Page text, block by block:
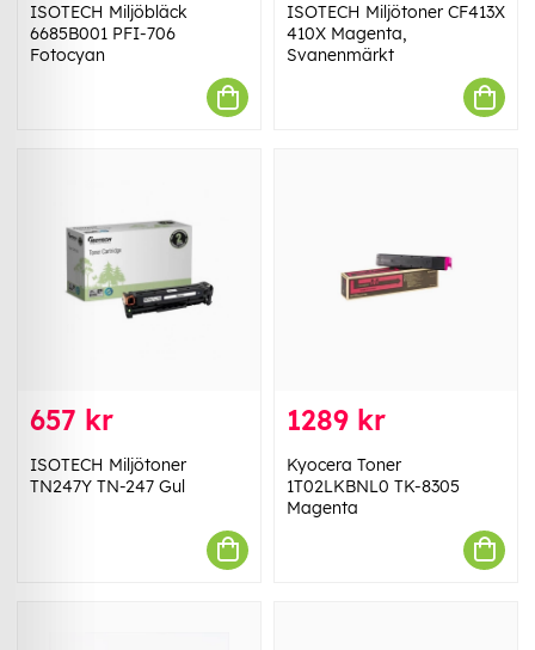
ISOTECH Miljöbläck
6685B001 PFI-706
Fotocyan
ISOTECH Miljötoner CF413X
410X Magenta,
Svanenmärkt
657 kr
ISOTECH Miljötoner
TN247Y TN-247 Gul
1289 kr
Kyocera Toner
1T02LKBNL0 TK-8305
Magenta